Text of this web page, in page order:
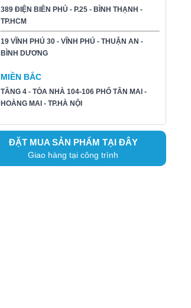
389 ĐIỆN BIÊN PHỦ - P.25 - BÌNH THẠNH -
TP.HCM
19 VĨNH PHÚ 30 - VĨNH PHÚ - THUẬN AN -
BÌNH DƯƠNG​
MIỀN BẮC
TẦNG 4 - TÒA NHÀ 104-106 PHỐ TÂN MAI -
HOÀNG MAI - TP.HÀ NỘI
ĐẶT MUA SẢN PHẨM TẠI ĐÂY
Giao hàng tại công trình